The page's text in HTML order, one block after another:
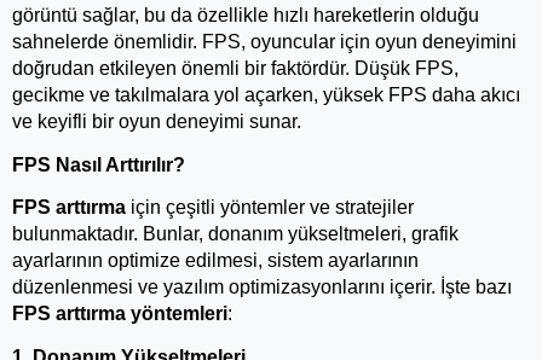
görüntü sağlar, bu da özellikle hızlı hareketlerin olduğu
sahnelerde önemlidir. FPS, oyuncular için oyun deneyimini
doğrudan etkileyen önemli bir faktördür. Düşük FPS,
gecikme ve takılmalara yol açarken, yüksek FPS daha akıcı
ve keyifli bir oyun deneyimi sunar.
FPS Nasıl Arttırılır?
FPS arttırma için çeşitli yöntemler ve stratejiler
bulunmaktadır. Bunlar, donanım yükseltmeleri, grafik
ayarlarının optimize edilmesi, sistem ayarlarının
FPS arttırma yöntemleri: